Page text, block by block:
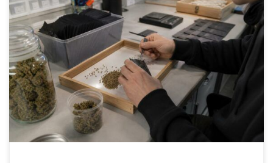
Jak przebiega proces pakowania nasion marihuany
w seedbanku? Proces pakowania nasion marihuany
w profesjonalnym seedbanku jest znacznie bardziej
rozbudowany, niż mogłoby się wydawać po
zobaczeniu gotowego opakowania. Nie polega
jedynie na odliczeniu kilku sztuk, umieszczeniu ich w
pojemniku i przekazaniu […]